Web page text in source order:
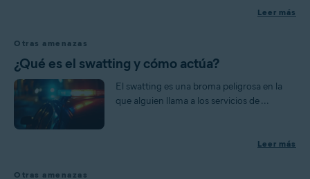
Leer más
Otras amenazas
¿Qué es el swatting y cómo actúa?
El swatting es una broma peligrosa en la
que alguien llama a los servicios de ...
Leer más
Otras amenazas